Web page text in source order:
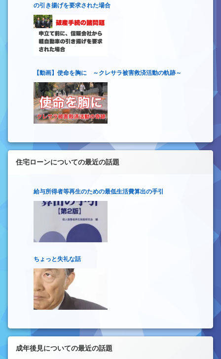
の引き揚げを要求された場合
【動画】使命を胸に ～クレサラ被害救済活動の軌跡～
住宅ローンについての最近の話題
給与所得者等再生のための最低生活費算出の手引
ちょっと失礼な話
成年後見についての最近の話題